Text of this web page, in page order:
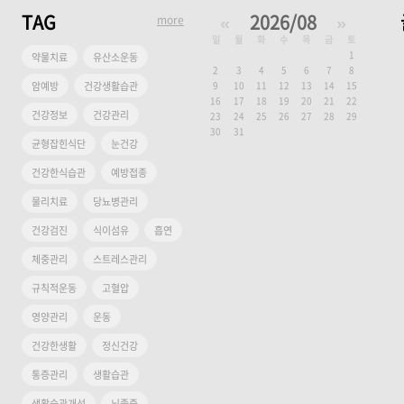
TAG
약물치료
유산소운동
암예방
건강생활습관
건강정보
건강관리
균형잡힌식단
눈건강
건강한식습관
예방접종
물리치료
당뇨병관리
건강검진
식이섬유
흡연
체중관리
스트레스관리
규칙적운동
고혈압
영양관리
운동
건강한생활
정신건강
통증관리
생활습관
more « 2026/08 »
일 월 화 수 목 금
토
1
2
3 4 5 6 7
8
9
10 11 12 13 14
15
16
17 18 19 20 21
22
23
24 25 26 27 28
29
30
31